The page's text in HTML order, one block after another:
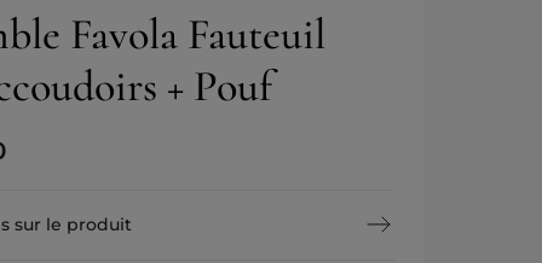
Favola Fauteuil
+ Pouf
sur le produit